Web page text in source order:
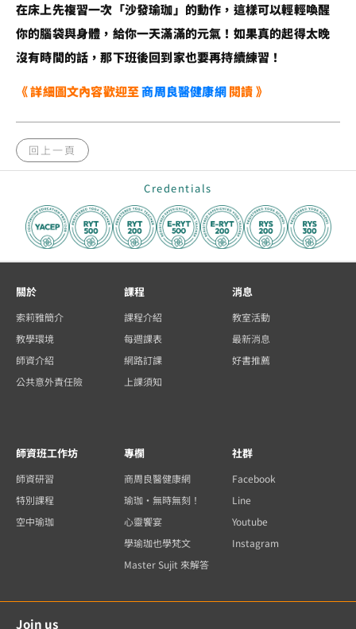
在床上先複習一次「沙發瑜珈」的動作，這樣可以輕輕喚醒
你的腦袋與身體，給你一天滿滿的元氣！如果真的起得太晚
沒有時間的話，那下班後回到家也要再持續練習！
《 詳細圖文內容歡迎至商周良醫健康網閱讀 》
回上一頁
Credentials
關於
索莉雅簡介
教學環境
師資介紹
公共意外責任險
課程
課程介紹
每週課表
網路訂課
上課須知
消息
教室活動
最新消息
好書推薦
師資班工作坊
師資研習
特別課程
空中瑜珈
專欄
商周良醫健康網
瑜珈・無時無刻！
心靈饗宴
學瑜珈也學梵文
Master Sujit 來解答
社群
Facebook
Line
Youtube
Instagram
Join us